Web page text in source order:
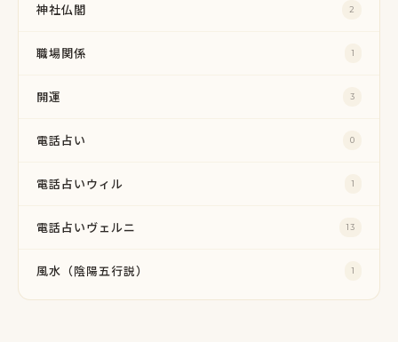
神社仏閣 2
職場関係 1
開運 3
電話占い 0
電話占いウィル 1
電話占いヴェルニ 13
風水（陰陽五行説） 1